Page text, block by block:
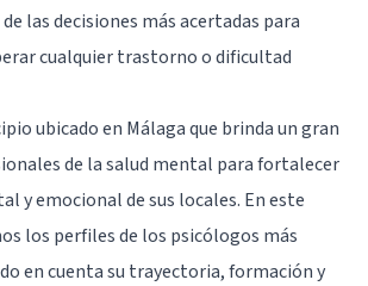
las decisiones más acertadas para
cualquier trastorno o dificultad
ubicado en Málaga que brinda un gran
de la salud mental para fortalecer
y emocional de sus locales. En este
los perfiles de los psicólogos más
en cuenta su trayectoria, formación y